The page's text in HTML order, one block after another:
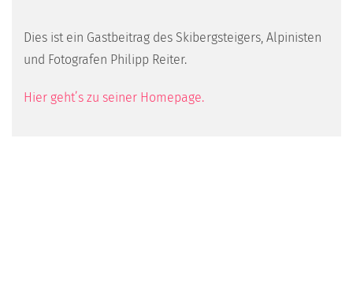
Dies ist ein Gastbeitrag des Skibergsteigers, Alpinisten
und Fotografen Philipp Reiter.
Hier geht’s zu seiner Homepage.